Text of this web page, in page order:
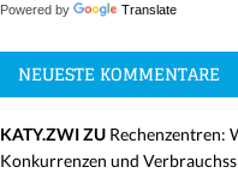
Powered by Translate
NEUESTE KOMMENTARE
KATY.ZWI ZU Rechenzentren:
Konkurrenzen und